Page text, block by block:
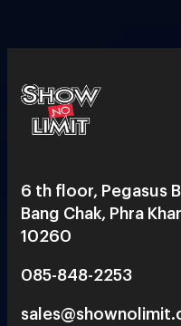
6 th floor, Pegasus
Bang Chak, Phra
10260
085-848-2253